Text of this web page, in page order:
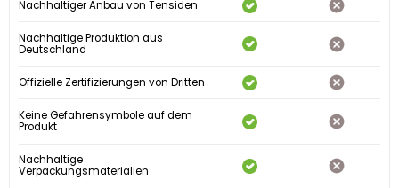
Nachhaltiger Anbau von Tensiden
Nachhaltige Produktion aus
Deutschland
Offizielle Zertifizierungen von Dritten
Keine Gefahrensymbole auf dem
Produkt
Nachhaltige
Verpackungsmaterialien